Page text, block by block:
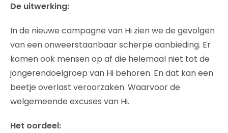
De uitwerking:
In de nieuwe campagne van Hi zien we de gevolgen
van een onweerstaanbaar scherpe aanbieding. Er
komen ook mensen op af die helemaal niet tot de
jongerendoelgroep van Hi behoren. En dat kan een
beetje overlast veroorzaken. Waarvoor de
welgemeende excuses van Hi.
Het oordeel: